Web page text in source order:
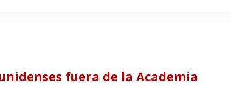
fuera de la Academia